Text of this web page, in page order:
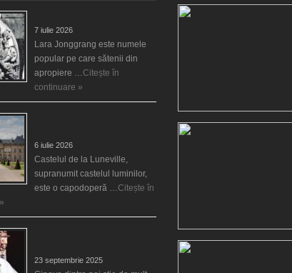
7 iulie 2026
Lara Jonggrang este numele
popular pe care sătenii din
apropiere …Citește în
continuare »
6 iulie 2026
Castelul de la Luneville,
supranumit castelul luminilor,
este o capodoperă …Citește în
23 septembrie 2025